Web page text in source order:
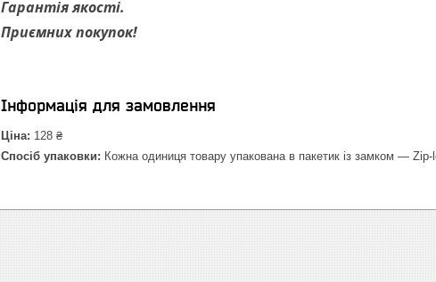
Гарантія якості.
Приємних покупок!
Інформація для замовлення
Ціна: 128 ₴
Спосіб упаковки: Кожна одиниця товару упакована в пакетик із замком — Zip-